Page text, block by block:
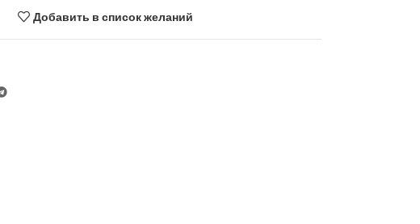
Добавить в список желаний